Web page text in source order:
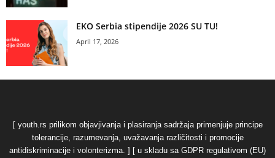
EKO Serbia stipendije 2026 SU TU!
April 17, 2026
[ youth.rs prilikom objavjivanja i plasiranja sadržaja primenjuje principe
tolerancije, razumevanja, uvažavanja različitosti i promocije
antidiskriminacije i volonterizma. ] [ u skladu sa GDPR regulativom (EU)